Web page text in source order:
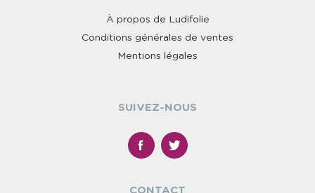
À propos de Ludifolie
Conditions générales de ventes
Mentions légales
SUIVEZ-NOUS
CONTACT